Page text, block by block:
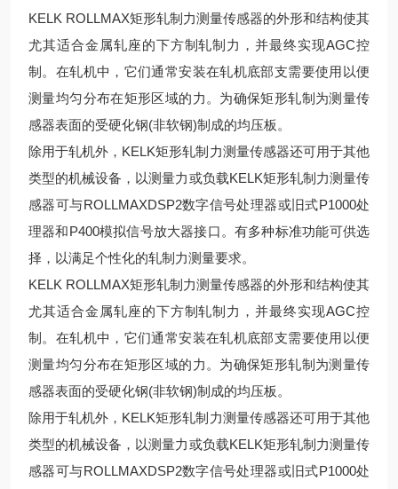
KELK ROLLMAX矩形轧制力测量传感器的外形和结构使其
尤其适合金属轧座的下方制轧制力，并最终实现AGC控
制。在轧机中，它们通常安装在轧机底部支需要使用以便
测量均匀分布在矩形区域的力。为确保矩形轧制为测量传
感器表面的受硬化钢(非软钢)制成的均压板。
除用于轧机外，KELK矩形轧制力测量传感器还可用于其他
类型的机械设备，以测量力或负载KELK矩形轧制力测量传
感器可与ROLLMAXDSP2数字信号处理器或旧式P1000处
理器和P400模拟信号放大器接口。有多种标准功能可供选
择，以满足个性化的轧制力测量要求。
KELK ROLLMAX矩形轧制力测量传感器的外形和结构使其
尤其适合金属轧座的下方制轧制力，并最终实现AGC控
制。在轧机中，它们通常安装在轧机底部支需要使用以便
测量均匀分布在矩形区域的力。为确保矩形轧制为测量传
感器表面的受硬化钢(非软钢)制成的均压板。
除用于轧机外，KELK矩形轧制力测量传感器还可用于其他
类型的机械设备，以测量力或负载KELK矩形轧制力测量传
感器可与ROLLMAXDSP2数字信号处理器或旧式P1000处